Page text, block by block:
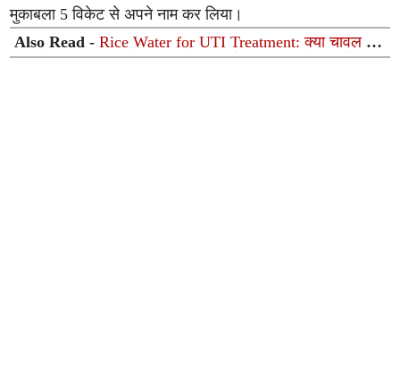
मुकाबला 5 विकेट से अपने नाम कर लिया।
Also Read -Rice Water for UTI Treatment: क्या चावल के
मांड से सचमुच ठीक हो सकता है यूटीआई (UTI)? जानें आयुर्वेदिक